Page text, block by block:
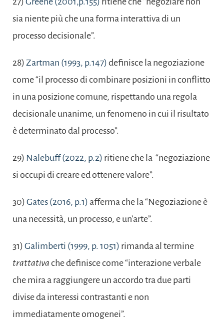
sia niente più che una forma interattiva di un
processo decisionale”.
28) Zartman (1993, p.147) definisce la negoziazione
come “il processo di combinare posizioni in conflitto
in una posizione comune, rispettando una regola
decisionale unanime, un fenomeno in cui il risultato
è determinato dal processo”.
29) Nalebuff (2022, p.2) ritiene che la “negoziazione
si occupi di creare ed ottenere valore”.
30) Gates (2016, p.1) afferma che la “Negoziazione è
una necessità, un processo, e un’arte”.
31) Galimberti (1999, p. 1051) rimanda al termine
trattativa che definisce come “interazione verbale
che mira a raggiungere un accordo tra due parti
divise da interessi contrastanti e non
immediatamente omogenei”.